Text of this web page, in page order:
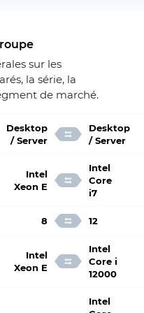
sur les
la série, la
de marché.
Desktop
/ Server
Desktop
/ Server
Intel
Xeon E
Intel
Core
i7
8 12
Intel
Xeon E
Intel
Core i
12000
Intel